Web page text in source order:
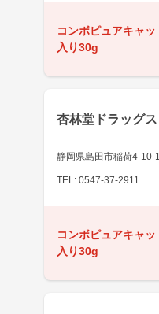
コンボピュアキャ
入り30g
杏林堂ドラッグ
静岡県島田市稲荷4-10-1
TEL: 0547-37-2911
コンボピュアキャ
入り30g